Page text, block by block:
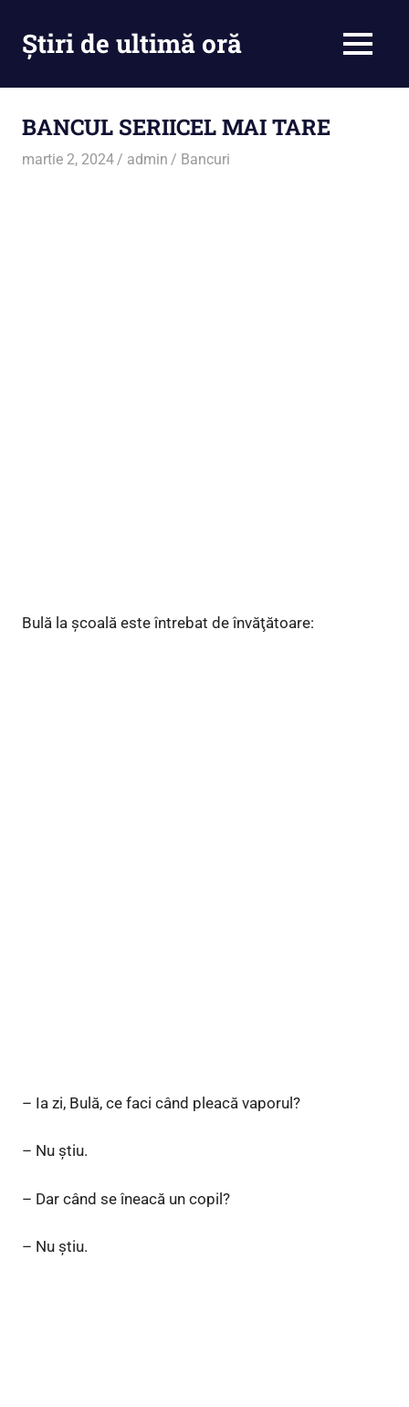
contentȘtiri de ultimă oră
la
curent
MENU
BANCUL SERIICEL MAI TARE
martie 2, 2024 admin Bancuri
Bulă la şcoală este întrebat de învăţătoare:
– Ia zi, Bulă, ce faci când pleacă vaporul?
– Nu ştiu.
– Dar când se îneacă un copil?
– Nu ştiu.